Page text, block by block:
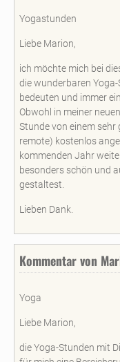
Yogastunden
Liebe Marion,
ich möchte mich bei
die wunderbaren
bedeuten und immer
Obwohl in meiner
Stunde von einem sehr
remote) kostenlos
kommenden Jahr
besonders schön und
gestaltest.
Lieben Dank.
Kommentar von
Yoga
Liebe Marion,
die Yoga-Stunden mit